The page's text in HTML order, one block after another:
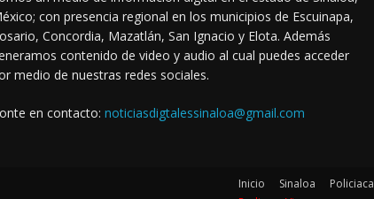
con presencia regional en los municipios de Escuinapa,
Concordia, Mazatlán, San Ignacio y Elota. Además
contenido de video y audio al cual puedes acceder
medio de nuestras redes sociales.
en contacto: noticiasdigtalessinaloa@gmail.com
Inicio Sinaloa Policiaca